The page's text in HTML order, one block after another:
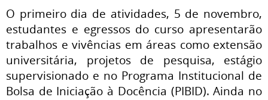
O primeiro dia de atividades, 5 de novembro,
estudantes e egressos do curso apresentarão
trabalhos e vivências em áreas como extensão
universitária, projetos de pesquisa, estágio
supervisionado e no Programa Institucional de
Bolsa de Iniciação à Docência (PIBID). Ainda no